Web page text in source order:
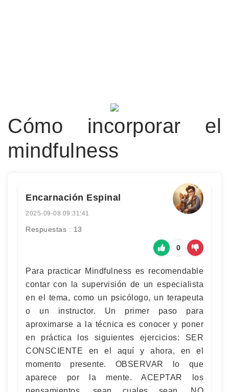
Cómo incorporar el
mindfulness
Encarnación Espinal
2025-09-08 09:31:41
Respuestas : 13
0
Para practicar Mindfulness es recomendable
contar con la supervisión de un especialista
en el tema, como un psicólogo, un terapeuta
o un instructor. Un primer paso para
aproximarse a la técnica es conocer y poner
en práctica los siguientes ejercicios: SER
CONSCIENTE en el aquí y ahora, en el
momento presente. OBSERVAR lo que
aparece por la mente. ACEPTAR los